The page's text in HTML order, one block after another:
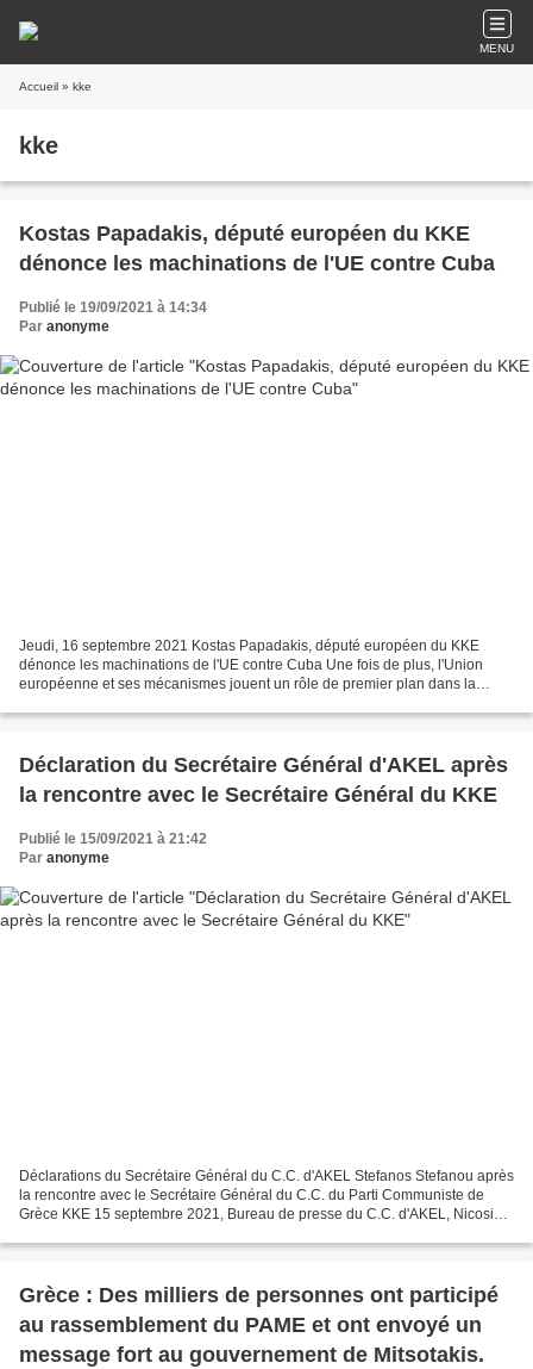
MENU
Accueil » kke
kke
Kostas Papadakis, député européen du KKE
dénonce les machinations de l'UE contre Cuba
Publié le 19/09/2021 à 14:34
Par anonyme
Jeudi, 16 septembre 2021 Kostas Papadakis, député européen du KKE
dénonce les machinations de l'UE contre Cuba Une fois de plus, l'Union
européenne et ses mécanismes jouent un rôle de premier plan dans la
Déclaration du Secrétaire Général d'AKEL après
la rencontre avec le Secrétaire Général du KKE
Publié le 15/09/2021 à 21:42
Par anonyme
Déclarations du Secrétaire Général du C.C. d'AKEL Stefanos Stefanou après
la rencontre avec le Secrétaire Général du C.C. du Parti Communiste de
Grèce KKE 15 septembre 2021, Bureau de presse du C.C. d'AKEL, Nicosie
Grèce : Des milliers de personnes ont participé
au rassemblement du PAME et ont envoyé un
message fort au gouvernement de Mitsotakis.